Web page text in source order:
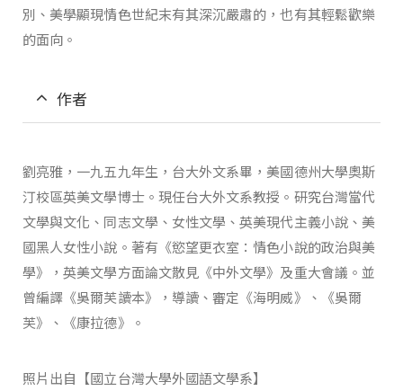
別、美學顯現情色世紀末有其深沉嚴肅的，也有其輕鬆歡樂
的面向。
作者
劉亮雅，一九五九年生，台大外文系畢，美國德州大學奧斯
汀校區英美文學博士。現任台大外文系教授。研究台灣當代
文學與文化、同志文學、女性文學、英美現代主義小說、美
國黑人女性小說。著有《慾望更衣室：情色小說的政治與美
學》，英美文學方面論文散見《中外文學》及重大會議。並
曾編譯《吳爾芙讀本》，導讀、審定《海明威》、《吳爾
芙》、《康拉德》。
照片出自【國立台灣大學外國語文學系】